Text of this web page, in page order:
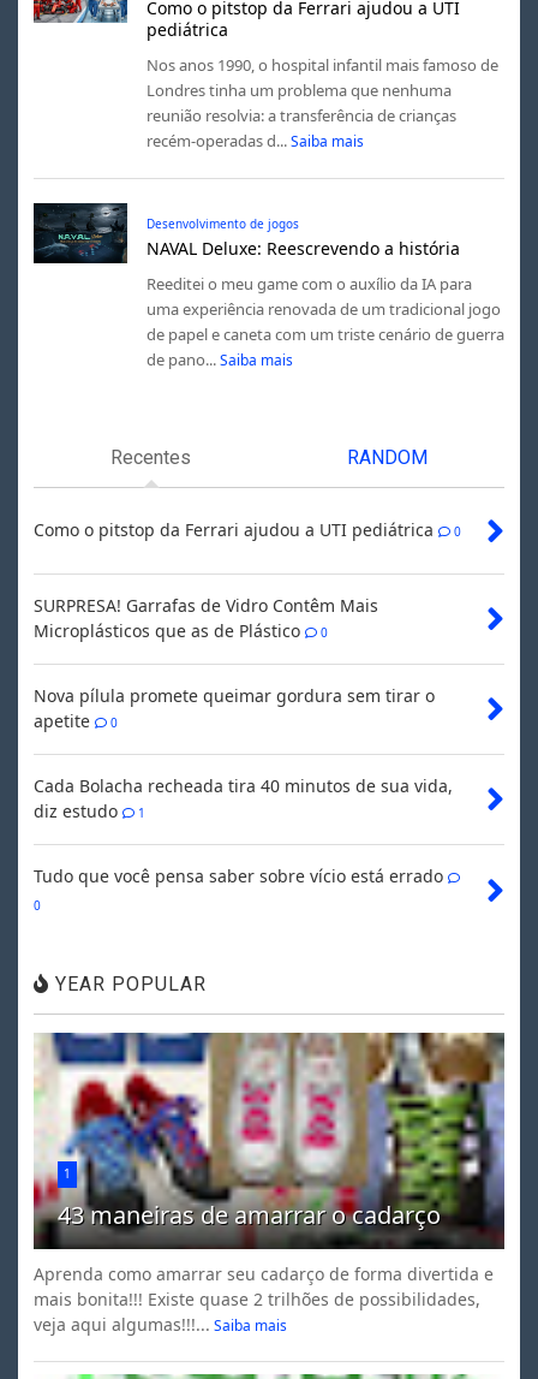
Como o pitstop da Ferrari ajudou a UTI
pediátrica
Nos anos 1990, o hospital infantil mais famoso de
Londres tinha um problema que nenhuma
reunião resolvia: a transferência de crianças
recém-operadas d... Saiba mais
Desenvolvimento de jogos
NAVAL Deluxe: Reescrevendo a história
Reeditei o meu game com o auxílio da IA para
uma experiência renovada de um tradicional jogo
de papel e caneta com um triste cenário de guerra
de pano... Saiba mais
Recentes RANDOM
Como o pitstop da Ferrari ajudou a UTI pediátrica 0
SURPRESA! Garrafas de Vidro Contêm Mais
Microplásticos que as de Plástico
0
Nova pílula promete queimar gordura sem tirar o
apetite
0
Cada Bolacha recheada tira 40 minutos de sua vida,
diz estudo
1
Tudo que você pensa saber sobre vício está errado
0
YEAR POPULAR
1
43 maneiras de amarrar o cadarço
Aprenda como amarrar seu cadarço de forma divertida e
mais bonita!!! Existe quase 2 trilhões de possibilidades,
veja aqui algumas!!!... Saiba mais